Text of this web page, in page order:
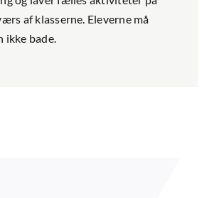
af klasserne. Eleverne må
ikke bade.